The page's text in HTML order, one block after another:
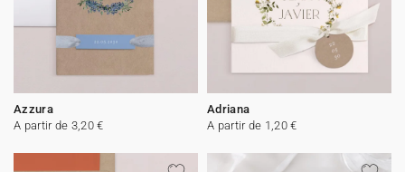
Azzura
A partir de 3,20 €
Adriana
A partir de 1,20 €